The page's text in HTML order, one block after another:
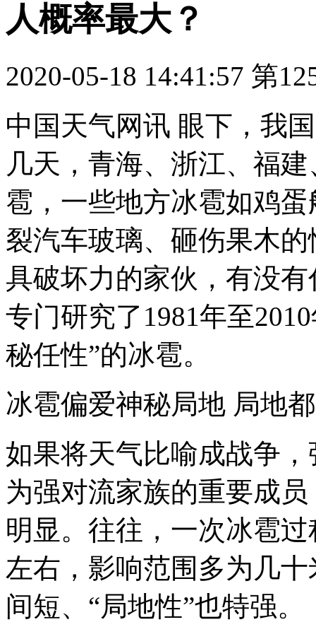
人概率最大？
2020-05-18 14:41:57 第
中国天气网讯 眼下，我
几天，青海、浙江、福
雹，一些地方冰雹如鸡
裂汽车玻璃、砸伤果木
具破坏力的家伙，有没
专门研究了1981年至
秘任性”的冰雹。
冰雹偏爱神秘局地 局地
如果将天气比喻成战争
为强对流家族的重要成
明显。往往，一次冰雹
左右，影响范围多为几
间短、“局地性”也特强。